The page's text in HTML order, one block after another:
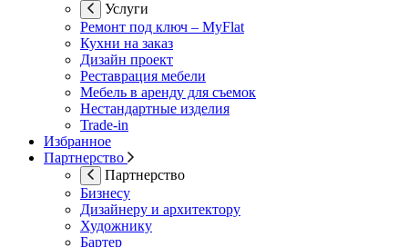
Услуги
Ремонт под ключ – MyFlat
Кухни на заказ
Дизайн проект
Реставрация мебели
Мебель в аренду для съемок
Нестандартные изделия
Trade-in
Избранное
Партнерство
Партнерство
Бизнесу
Дизайнеру и архитектору
Художнику
Бартер